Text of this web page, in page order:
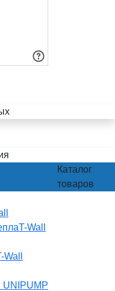
Каталог
товаров
Wall